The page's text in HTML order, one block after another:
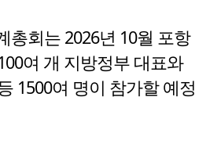
총회는 2026년 10월 포항
여 개 지방정부 대표와
1500여 명이 참가할 예정